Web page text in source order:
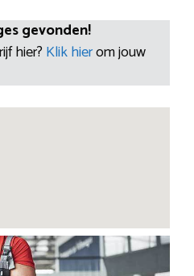
gevonden!
hier? Klik hierom jouw